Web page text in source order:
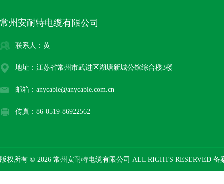
常州安耐特电缆有限公司
联系人：黄
地址：江苏省常州市武进区湖塘新城公馆综合楼3楼
邮箱：anycable@anycable.com.cn
传真：86-0519-86922562
版权所有 © 2026 常州安耐特电缆有限公司 ALL RIGHTS RESERVED 备